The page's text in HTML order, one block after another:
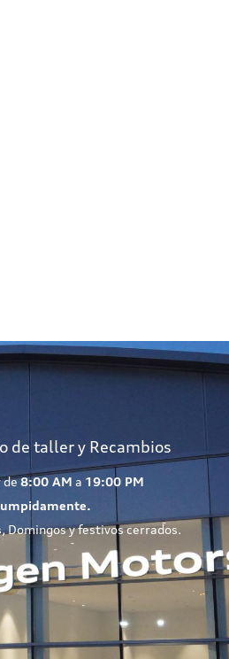
de taller y Recambios
de8:00 AM a 19:00 PM
Domingos y festivos cerrados.